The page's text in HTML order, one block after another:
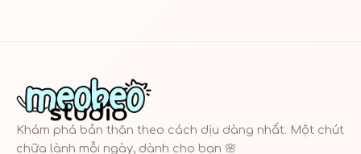
Khám phá bản thân theo cách dịu dàng nhất. Một chút
chữa lành mỗi ngày, dành cho bạn 🌸